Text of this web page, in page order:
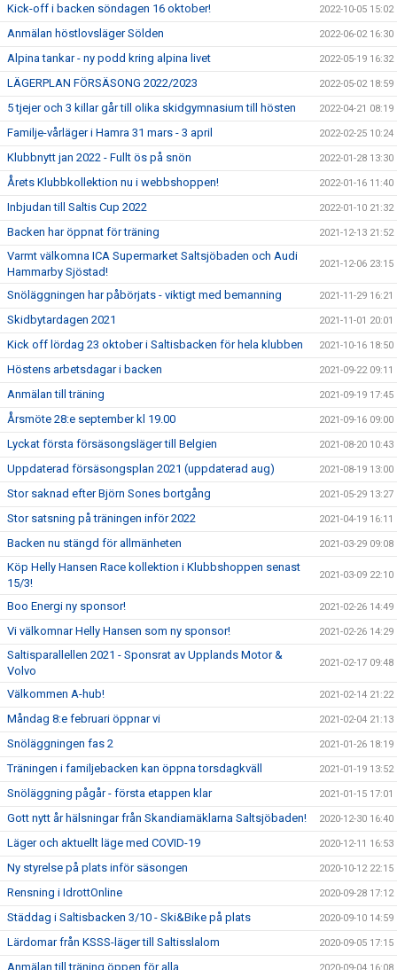
Kick-off i backen söndagen 16 oktober! 2022-10-05 15:02
Anmälan höstlovsläger Sölden 2022-06-02 16:30
Alpina tankar - ny podd kring alpina livet 2022-05-19 16:32
LÄGERPLAN FÖRSÄSONG 2022/2023 2022-05-02 18:59
5 tjejer och 3 killar går till olika skidgymnasium till hösten 2022-04-21 08:19
Familje-vårläger i Hamra 31 mars - 3 april 2022-02-25 10:24
Klubbnytt jan 2022 - Fullt ös på snön 2022-01-28 13:30
Årets Klubbkollektion nu i webbshoppen! 2022-01-16 11:40
Inbjudan till Saltis Cup 2022 2022-01-10 21:32
Backen har öppnat för träning 2021-12-13 21:52
Varmt välkomna ICA Supermarket Saltsjöbaden och Audi
Hammarby Sjöstad!
2021-12-06 23:15
Snöläggningen har påbörjats - viktigt med bemanning 2021-11-29 16:21
Skidbytardagen 2021 2021-11-01 20:01
Kick off lördag 23 oktober i Saltisbacken för hela klubben 2021-10-16 18:50
Höstens arbetsdagar i backen 2021-09-22 09:11
Anmälan till träning 2021-09-19 17:45
Årsmöte 28:e september kl 19.00 2021-09-16 09:00
Lyckat första försäsongsläger till Belgien 2021-08-20 10:43
Uppdaterad försäsongsplan 2021 (uppdaterad aug) 2021-08-19 13:00
Stor saknad efter Björn Sones bortgång 2021-05-29 13:27
Stor satsning på träningen inför 2022 2021-04-19 16:11
Backen nu stängd för allmänheten 2021-03-29 09:08
Köp Helly Hansen Race kollektion i Klubbshoppen senast
15/3!
2021-03-09 22:10
Boo Energi ny sponsor! 2021-02-26 14:49
Vi välkomnar Helly Hansen som ny sponsor! 2021-02-26 14:29
Saltisparallellen 2021 - Sponsrat av Upplands Motor &
Volvo
2021-02-17 09:48
Välkommen A-hub! 2021-02-14 21:22
Måndag 8:e februari öppnar vi 2021-02-04 21:13
Snöläggningen fas 2 2021-01-26 18:19
Träningen i familjebacken kan öppna torsdagkväll 2021-01-19 13:52
Snöläggning pågår - första etappen klar 2021-01-15 17:01
Gott nytt år hälsningar från Skandiamäklarna Saltsjöbaden! 2020-12-30 16:40
Läger och aktuellt läge med COVID-19 2020-12-11 16:53
Ny styrelse på plats inför säsongen 2020-10-12 22:15
Rensning i IdrottOnline 2020-09-28 17:12
Städdag i Saltisbacken 3/10 - Ski&Bike på plats 2020-09-10 14:59
Lärdomar från KSSS-läger till Saltisslalom 2020-09-05 17:15
Anmälan till träning öppen för alla